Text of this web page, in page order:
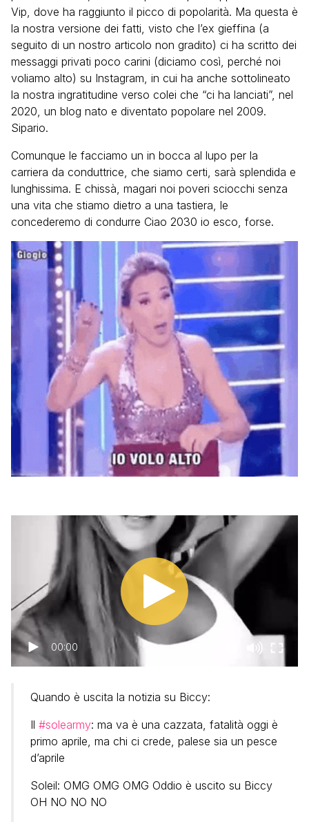
Vip, dove ha raggiunto il picco di popolarità. Ma questa è
la nostra versione dei fatti, visto che l’ex gieffina (a
seguito di un nostro articolo non gradito) ci ha scritto dei
messaggi privati poco carini (diciamo così, perché noi
voliamo alto) su Instagram, in cui ha anche sottolineato
la nostra ingratitudine verso colei che “ci ha lanciati”, nel
2020, un blog nato e diventato popolare nel 2009.
Sipario.
Comunque le facciamo un in bocca al lupo per la
carriera da conduttrice, che siamo certi, sarà splendida e
lunghissima. E chissà, magari noi poveri sciocchi senza
una vita che stiamo dietro a una tastiera, le
concederemo di condurre Ciao 2030 io esco, forse.
00:00
Quando è uscita la notizia su Biccy:
Il #solearmy: ma va è una cazzata, fatalità oggi è
primo aprile, ma chi ci crede, palese sia un pesce
d’aprile
Soleil: OMG OMG OMG Oddio è uscito su Biccy
OH NO NO NO